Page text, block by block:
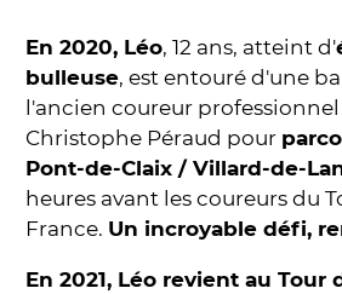
En 2020, Léo, 12 ans, atteint d'
bulleuse, est entouré d'une
l'ancien coureur
Christophe Péraud pour
Pont-de-Claix / Villard-de-
heures avant les coureurs du
France. Un incroyable défi,
En 2021, Léo revient au Tour